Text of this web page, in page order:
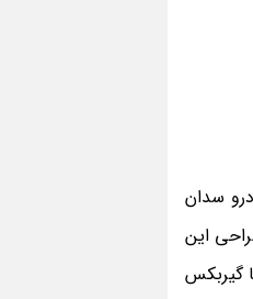
سدان
طراحی این
گیربکس